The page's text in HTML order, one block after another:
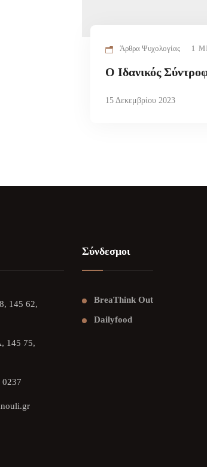
Άρθρα Ψυχολογίας 1
Ο Ιδανικός
15 Δεκεμβρίου 2023
145 62,
145 75,
0237
Σύνδεσμοι
BreaThink Out
Dailyfood